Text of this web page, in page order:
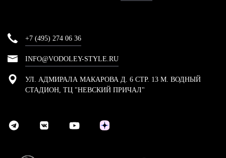
+7 (495) 274 06 36
INFO@VODOLEY-STYLE.RU
УЛ. АДМИРАЛА МАКАРОВА Д. 6 СТР. 13 М. ВОДНЫЙ
СТАДИОН, ТЦ "НЕВСКИЙ ПРИЧАЛ"